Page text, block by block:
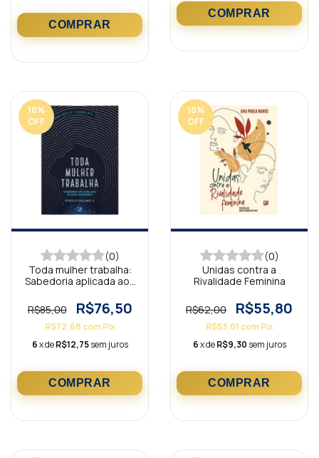
10%
OFF
(0)
Toda mulher trabalha:
Sabedoria aplicada aos
R$85,00
R$76,50
R$72,68 com Pix
6x deR$12,75 sem juros
10%
OFF
(0)
Unidas contra a
Rivalidade Feminina
R$62,00 R$55,80
R$53,01 com Pix
6x deR$9,30 sem juros